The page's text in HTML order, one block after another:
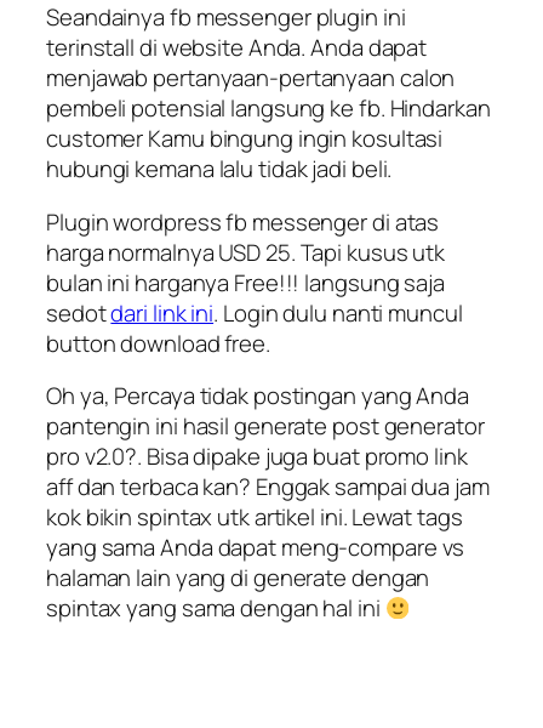
Seandainya fb messenger plugin ini
terinstall di website Anda. Anda dapat
menjawab pertanyaan-pertanyaan calon
pembeli potensial langsung ke fb. Hindarkan
customer Kamu bingung ingin kosultasi
hubungi kemana lalu tidak jadi beli.
Plugin wordpress fb messenger di atas
harga normalnya USD 25. Tapi kusus utk
bulan ini harganya Free!!! langsung saja
sedotdari link ini. Login dulu nanti muncul
button download free.
Oh ya, Percaya tidak postingan yang Anda
pantengin ini hasil generate post generator
pro v2.0?. Bisa dipake juga buat promo link
aff dan terbaca kan? Enggak sampai dua jam
kok bikin spintax utk artikel ini. Lewat tags
yang sama Anda dapat meng-compare vs
halaman lain yang di generate dengan
spintax yang sama dengan hal ini